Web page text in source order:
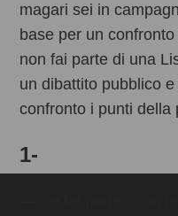
magari sei in
base per un
non fai parte di una
un dibattito pubblico
confronto i punti della
1-